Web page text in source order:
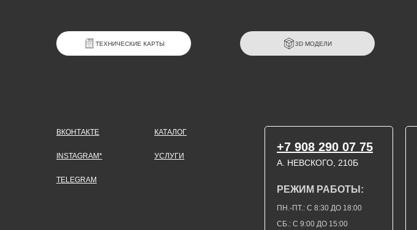
3D МОДЕЛИ
ТЕХНИЧЕСКИЕ КАРТЫ
TELEGRAM
INSTAGRAM*
ВКОНТАКТЕ
СБ.: С 9:00 ДО 15:00
ПН.-ПТ.: С 8:30 ДО 18:00
А. НЕВСКОГО, 210Б
УСЛУГИ
РЕЖИМ РАБОТЫ:
+7 908 290 07 75
КАТАЛОГ